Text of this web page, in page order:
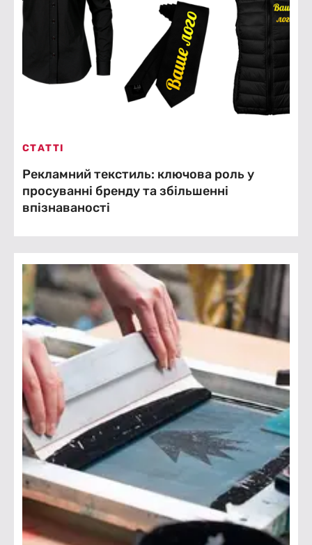
СТАТТІ
Рекламний текстиль: ключова роль у
просуванні бренду та збільшенні
впізнаваності